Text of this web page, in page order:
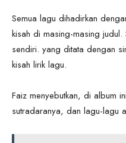
Semua lagu dihadirkan
kisah di masing-masing
sendiri. yang ditata dengan
kisah lirik lagu.
Faiz menyebutkan, di album
sutradaranya, dan lagu-lagu